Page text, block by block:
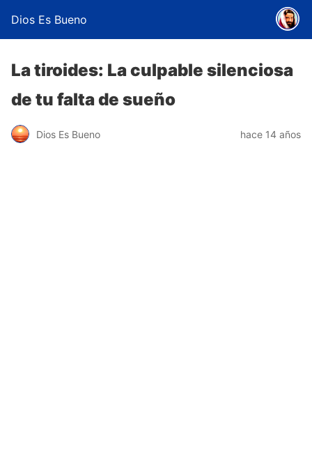
Dios Es Bueno
La tiroides: La culpable silenciosa
de tu falta de sueño
Dios Es Bueno hace 14 años